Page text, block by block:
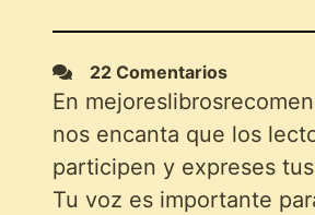
22 Comentarios
En
nos encanta que los
participen y expreses
Tu voz es importante